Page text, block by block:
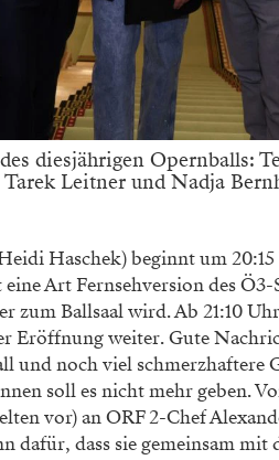
diesjährigen Opernballs:
Leitner und Nadja
Haschek) beginnt um
eine Art Fernsehversion des
zum Ballsaal wird. Ab 21:10
Eröffnung weiter. Gute
und noch viel schmerzhaftere
soll es nicht mehr geben.
vor) an ORF 2-Chef
dafür, dass sie gemeinsam